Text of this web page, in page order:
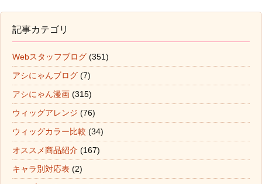
記事カテゴリ
Webスタッフブログ (351)
アシにゃんブログ (7)
アシにゃん漫画 (315)
ウィッグアレンジ (76)
ウィッグカラー比較 (34)
オススメ商品紹介 (167)
キャラ別対応表 (2)